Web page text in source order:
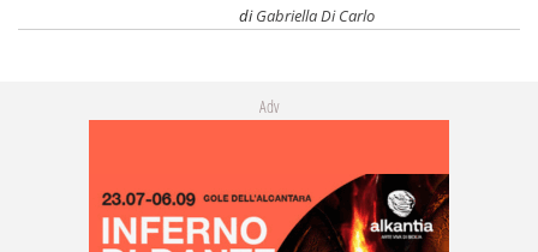
diGabriella Di Carlo
Adv